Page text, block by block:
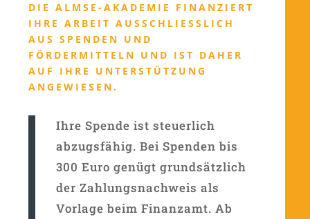
DIE ALMSE-AKADEMIE FINANZIERT
IHRE ARBEIT AUSSCHLIESSLICH A
US SPENDEN UND F
ÖRDERMITTELN UND IST DAHER A
UF IHRE UNTERSTÜTZUNG A
NGEWIESEN.
Ihre Spende ist steuerlich
abzugsfähig. Bei Spenden bis
300 Euro genügt grundsätzlich
der Zahlungsnachweis als
Vorlage beim Finanzamt. Ab